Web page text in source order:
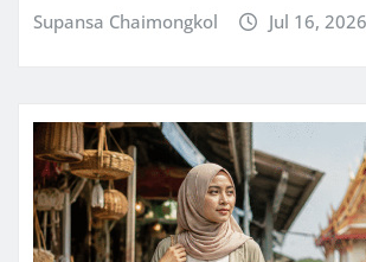
Supansa Chaimongkol Jul 16, 2026